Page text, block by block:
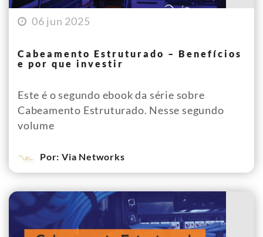
06 jun 2025
Cabeamento Estruturado – Benefícios
e por que investir
Este é o segundo ebook da série sobre
Cabeamento Estruturado. Nesse segundo
volume
Por: Via Networks